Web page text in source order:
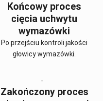
Końcowy proces
cięcia uchwytu
wymazówki
Po przejściu kontroli jakości
głowicy wymazówki.
Zakończony proces